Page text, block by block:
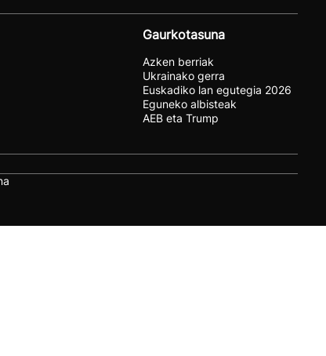
Gaurkotasuna
Azken berriak
Ukrainako gerra
Euskadiko lan egutegia 2026
Eguneko albisteak
AEB eta Trump